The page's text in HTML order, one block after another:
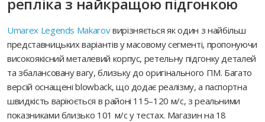
Umarex Legends Makarovвирізняється як один з найбільш
представницьких варіантів у масовому сегменті, пропонуючи
високоякісний металевий корпус, ретельну підгонку деталей
та збалансовану вагу, близьку до оригінального ПМ. Багато
версій оснащені blowback, що додає реалізму, а паспортна
швидкість варіюється в районі 115–120 м/с, з реальними
показниками близько 101 м/с у тестах. Магазин на 18